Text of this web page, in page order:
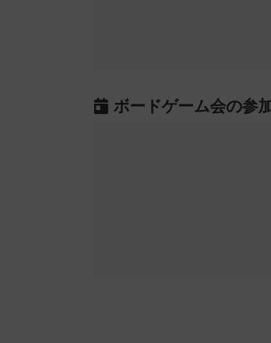
ボードゲーム会の参